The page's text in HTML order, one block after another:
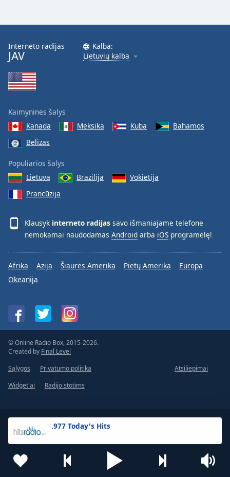
.977 Today's Hits
Interneto radijas
JAV
Kalba:
Lietuvių kalba
Kaimyninės šalys
Kanada
Meksika Kuba
Bahamos
Belizas
Populiarios šalys
Lietuva
Brazilija
Vokietija
Prancūzija
Klausyk interneto radijas savo išmaniajame telefone
nemokamai naudodamas Android arba iOS programėlę!
Afrika Azija Šiaurės Amerika Pietų Amerika
Europa
Okeanija
© Online Radio Box, 2015-2026.
Created by Final Level
Sąlygos
Privatumo politika
Atsiliepimai
Widget'ai
Radijo stotims